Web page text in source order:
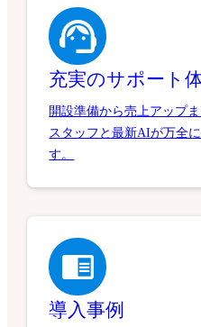
充実のサポート
開設準備から売上アップ
スタッフと最新AIが万全
す。
導入事例